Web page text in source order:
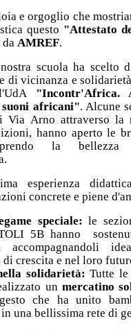
e orgoglio che
questo "Attestato
da AMREF.
scuola ha scelto
di vicinanza e
"Incontr'Africa.
africani". Alcune
Via Arno attraverso
hanno aperto le
la bellezza
esperienza
concrete e piene
speciale: le
5B hanno
accompagnandoli
di crescita e nel loro
solidarietà: Tutte
un mercatino
che ha unito
una bellissima rete di